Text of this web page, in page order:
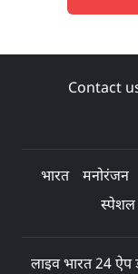
Contact
भारत मनोरंजन
स्पेशल
लाइव भारत 24